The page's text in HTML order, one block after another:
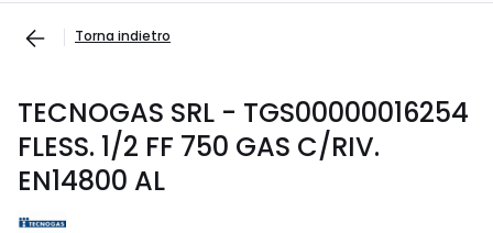
Torna indietro
TECNOGAS SRL - TGS00000016254
FLESS. 1/2 FF 750 GAS C/RIV.
EN14800 AL